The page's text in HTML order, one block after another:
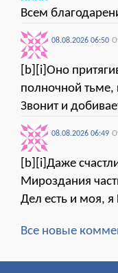
Всем
08.08.2026 06:50
[b][i]Оно
полночной тьме,
Звонит и
08.08.2026 06:49
[b][i]Даже
Мироздания
Дел есть и моя, я
Все новые